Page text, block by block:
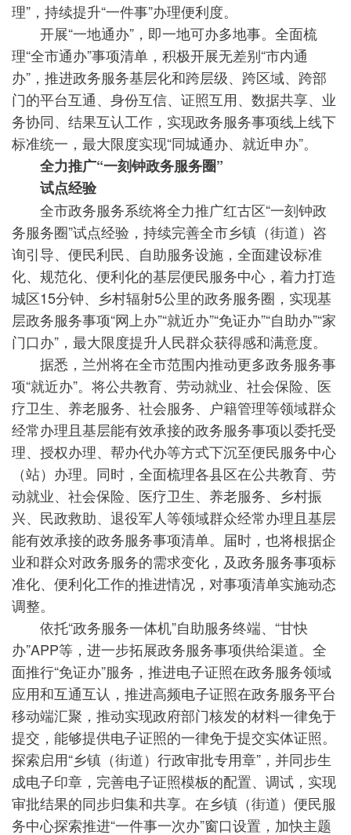
理”，持续提升“一件事”办理便利度。
开展“一地通办”，即一地可办多地事。全面梳
理“全市通办”事项清单，积极开展无差别“市内通
办”，推进政务服务基层化和跨层级、跨区域、跨部
门的平台互通、身份互信、证照互用、数据共享、业
务协同、结果互认工作，实现政务服务事项线上线下
标准统一，最大限度实现“同城通办、就近申办”。
全力推广“一刻钟政务服务圈”
试点经验
全市政务服务系统将全力推广红古区“一刻钟政
务服务圈”试点经验，持续完善全市乡镇（街道）咨
询引导、便民利民、自助服务设施，全面建设标准
化、规范化、便利化的基层便民服务中心，着力打造
城区15分钟、乡村辐射5公里的政务服务圈，实现基
层政务服务事项“网上办”“就近办”“免证办”“自助办”“家
门口办”，最大限度提升人民群众获得感和满意度。
据悉，兰州将在全市范围内推动更多政务服务事
项“就近办”。将公共教育、劳动就业、社会保险、医
疗卫生、养老服务、社会服务、户籍管理等领域群众
经常办理且基层能有效承接的政务服务事项以委托受
理、授权办理、帮办代办等方式下沉至便民服务中心
（站）办理。同时，全面梳理各县区在公共教育、劳
动就业、社会保险、医疗卫生、养老服务、乡村振
兴、民政救助、退役军人等领域群众经常办理且基层
能有效承接的政务服务事项清单。届时，也将根据企
业和群众对政务服务的需求变化，及政务服务事项标
准化、便利化工作的推进情况，对事项清单实施动态
调整。
依托“政务服务一体机”自助服务终端、“甘快
办”APP等，进一步拓展政务服务事项供给渠道。全
面推行“免证办”服务，推进电子证照在政务服务领域
应用和互通互认，推进高频电子证照在政务服务平台
移动端汇聚，推动实现政府部门核发的材料一律免于
提交，能够提供电子证照的一律免于提交实体证照。
探索启用“乡镇（街道）行政审批专用章”，并同步生
成电子印章，完善电子证照模板的配置、调试，实现
审批结果的同步归集和共享。在乡镇（街道）便民服
务中心探索推进“一件事一次办”窗口设置，加快主题